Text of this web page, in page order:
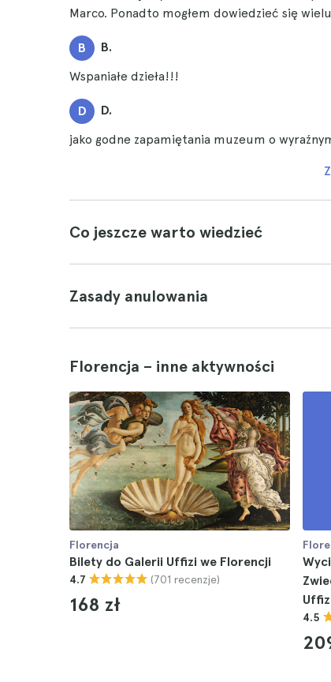
Marco. Ponadto mogłem dowiedzieć się
B B.
Wspaniałe dzieła!!!
D D.
jako godne zapamiętania muzeum o
Co jeszcze warto wiedzieć
Zasady anulowania
Florencja – inne aktywności
Florencja
Bilety do Galerii Uffizi we Florencji
4.7 (701 recenzje)
168 zł
4.5